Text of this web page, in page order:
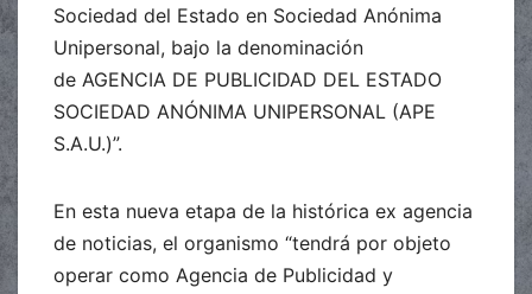
Sociedad del Estado en Sociedad Anónima
Unipersonal, bajo la denominación
de AGENCIA DE PUBLICIDAD DEL ESTADO
SOCIEDAD ANÓNIMA UNIPERSONAL (APE
S.A.U.)”.
En esta nueva etapa de la histórica ex agencia
de noticias, el organismo “tendrá por objeto
operar como Agencia de Publicidad y